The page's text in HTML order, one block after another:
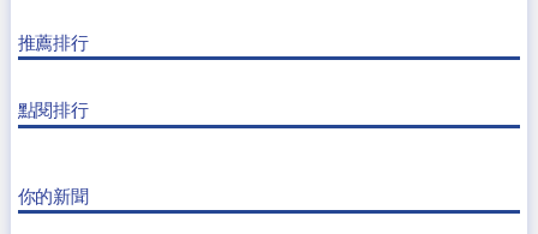
推薦排行
點閱排行
你的新聞